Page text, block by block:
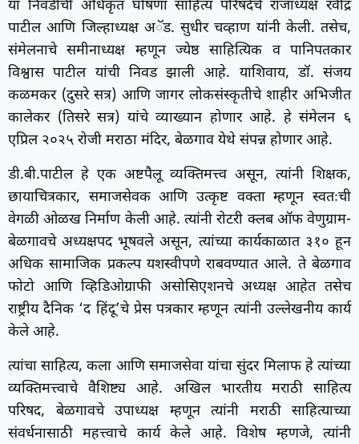
या निवडीची अधिकृत घोषणा साहित्य परिषदेचे राजाध्यक्ष रवींद्र
पाटील आणि जिल्हाध्यक्ष अॅड. सुधीर चव्हाण यांनी केली. तसेच,
संमेलनाचे समीनाध्यक्ष म्हणून ज्येष्ठ साहित्यिक व पानिपतकार
विश्वास पाटील यांची निवड झाली आहे. याशिवाय, डॉ. संजय
कळमकर (दुसरे सत्र) आणि जागर लोकसंस्कृतीचे शाहीर अभिजीत
कालेकर (तिसरे सत्र) यांचे व्याख्यान होणार आहे. हे संमेलन ६
एप्रिल २०२५ रोजी मराठा मंदिर, बेळगाव येथे संपन्न होणार आहे.
डी.बी.पाटील हे एक अष्टपैलू व्यक्तिमत्त्व असून, त्यांनी शिक्षक,
छायाचित्रकार, समाजसेवक आणि उत्कृष्ट वक्ता म्हणून स्वतःची
वेगळी ओळख निर्माण केली आहे. त्यांनी रोटरी क्लब ऑफ वेणुग्राम-
बेळगावचे अध्यक्षपद भूषवले असून, त्यांच्या कार्यकाळात ३१० हून
अधिक सामाजिक प्रकल्प यशस्वीपणे राबवण्यात आले. ते बेळगाव
फोटो आणि व्हिडिओग्राफी असोसिएशनचे अध्यक्ष आहेत तसेच
राष्ट्रीय दैनिक ‘द हिंदू’चे प्रेस पत्रकार म्हणून त्यांनी उल्लेखनीय कार्य
केले आहे.
त्यांचा साहित्य, कला आणि समाजसेवा यांचा सुंदर मिलाफ हे त्यांच्या
व्यक्तिमत्त्वाचे वैशिष्ट्य आहे. अखिल भारतीय मराठी साहित्य
परिषद, बेळगावचे उपाध्यक्ष म्हणून त्यांनी मराठी साहित्याच्या
संवर्धनासाठी महत्त्वाचे कार्य केले आहे. विशेष म्हणजे, त्यांनी